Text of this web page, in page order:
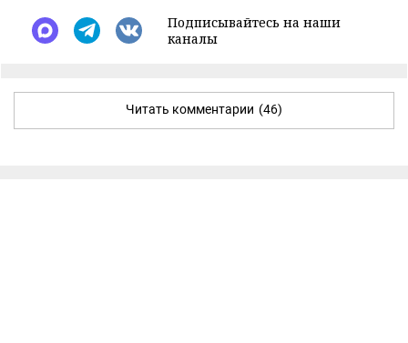
Подписывайтесь на наши
каналы
Читать комментарии (46)